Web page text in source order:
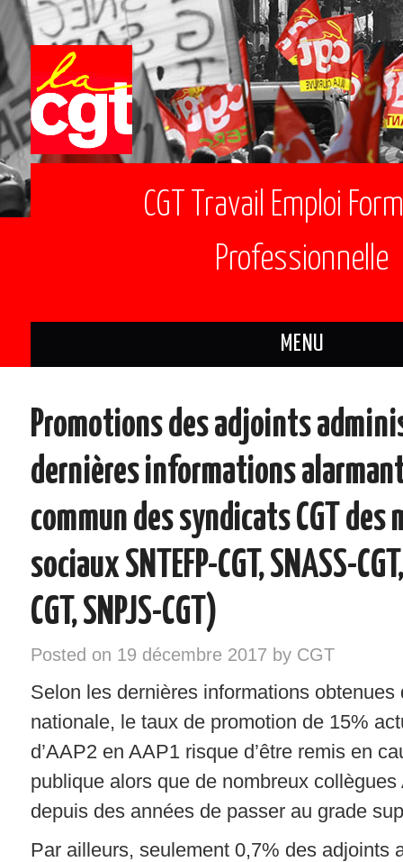
CGT Travail Emploi
Professionnelle
MENU
INSTANCES – ELU/ES CGT
VOS DROITS
RÉGIONS
NOTRE SYNDICAT
SYNDIQUEZ-VOUS !
Promotions des adjoints
dernières informations
commun des syndicats CGT
sociaux SNTEFP-CGT, SNASS-
CGT, SNPJS-CGT)
Posted on 19 décembre 2017 by CGT
Selon les dernières informations obtenues
nationale, le taux de promotion de 15%
d’AAP2 en AAP1 risque d’être remis en
publique alors que de nombreux
depuis des années de passer au grade
Par ailleurs, seulement 0,7% des adjoints